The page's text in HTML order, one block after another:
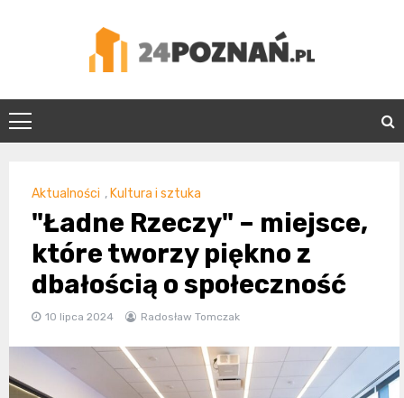
24Poznań.pl
Aktualności , Kultura i sztuka
"Ładne Rzeczy" – miejsce,
które tworzy piękno z
dbałością o społeczność
10 lipca 2024 Radosław Tomczak